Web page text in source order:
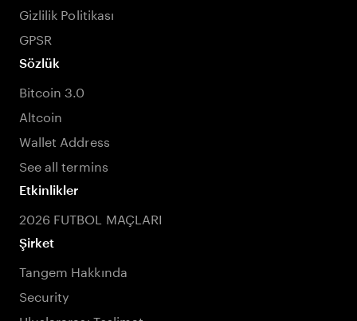
Gizlilik Politikası
GPSR
Sözlük
Bitcoin 3.0
Altcoin
Wallet Address
See all termins
Etkinlikler
2026 FUTBOL MAÇLARI
Şirket
Tangem Hakkında
Security